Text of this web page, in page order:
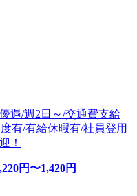
遇/週2日～/交通費支給
有/有給休暇有/社員登用
！
円〜1,420円